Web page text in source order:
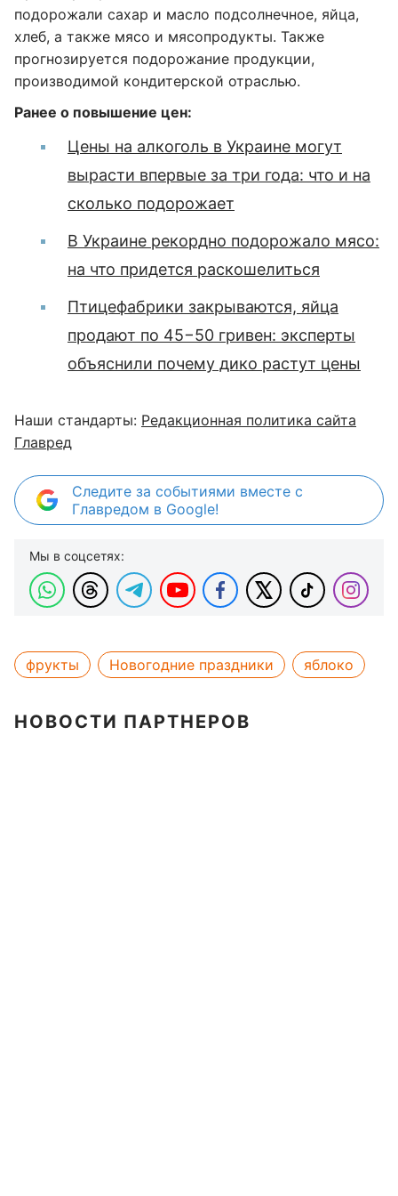
подорожали сахар и масло подсолнечное, яйца,
хлеб, а также мясо и мясопродукты. Также
прогнозируется подорожание продукции,
производимой кондитерской отраслью.
Ранее о повышение цен:
Цены на алкоголь в Украине могут
вырасти впервые за три года: что и на
сколько подорожает
В Украине рекордно подорожало мясо:
на что придется раскошелиться
Птицефабрики закрываются, яйца
продают по 45−50 гривен: эксперты
объяснили почему дико растут цены
Наши стандарты: Редакционная политика сайта
Главред
Следите за событиями вместе с
Главредом в Google!
Мы в соцсетях:
фрукты Новогодние праздники яблоко
НОВОСТИ ПАРТНЕРОВ